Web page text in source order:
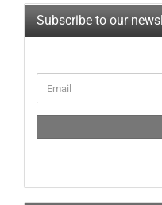
Subscribe to our
TO
PAGE
Email